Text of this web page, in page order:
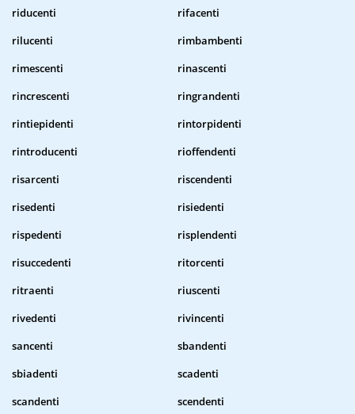
riducenti
rifacenti
rilucenti
rimbambenti
rimescenti
rinascenti
rincrescenti
ringrandenti
rintiepidenti
rintorpidenti
rintroducenti
rioffendenti
risarcenti
riscendenti
risedenti
risiedenti
rispedenti
risplendenti
risuccedenti
ritorcenti
ritraenti
riuscenti
rivedenti
rivincenti
sancenti
sbandenti
sbiadenti
scadenti
scandenti
scendenti